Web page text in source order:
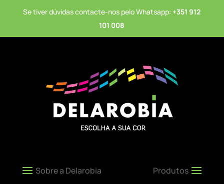
Se tiver dúvidas contacte-nos pelo Whatsapp: +351 912
101 008